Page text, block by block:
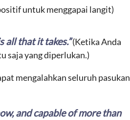
untuk menggapai langit)
all that it takes.”(Ketika Anda
saja yang diperlukan.)
mengalahkan seluruh pasukan
and capable of more than